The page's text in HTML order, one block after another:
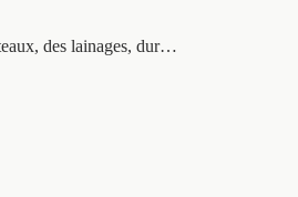
des lainages, dur…